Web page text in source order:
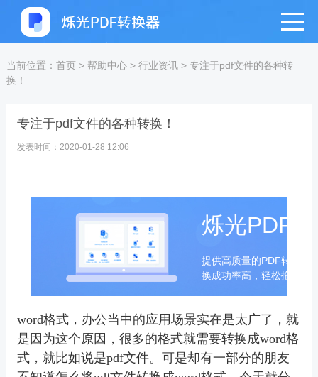
当前位置： 首页> 帮助中心> 行业资讯> 专注于pdf文件的各种转
换！
专注于pdf文件的各种转换！
发表时间：2020-01-28 12:06
烁光PDF
提供高质量的PDF转换成
换成功率高，轻松拖拽即
word格式，办公当中的应用场景实在是太广了，就
是因为这个原因，很多的格式就需要转换成word格
式，就比如说是pdf文件。可是却有一部分的朋友